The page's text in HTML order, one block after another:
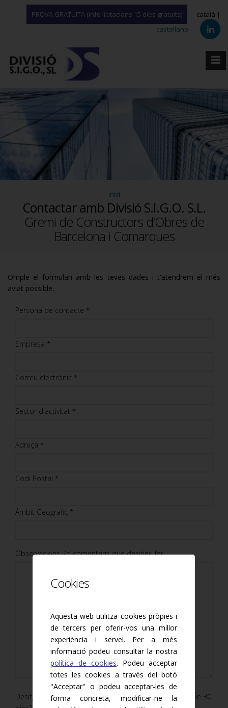
PROVA GRATUÏTA (info licitacions 15 dies gratuïts)
català |
castellano
Inici
Contactar amb Divisió S.I.G.O. S.L.
Gremi de Constructors d’Obres de
Barcelona i Comarques
Omple el formulari amb les teves dades i t'atendrem el més
aviat possible.
Persona de contacte *
Empresa *
Correu electrònic *
Sector d'activitat *
Adreça *
Codi Postal *
Àmbit Geografic *
Observacions i/o comentaris que desitjeu fer
Desitgeu un període de prova de notificacions gratuït de 30
Cookies
Aquesta web utilitza cookies pròpies i
de tercers per oferir-vos una millor
experiència i servei. Per a més
informació podeu consultar la nostra
política de cookies. Podeu acceptar
totes les cookies a través del botó
''Acceptar'' o podeu acceptar-les de
forma concreta, modificar-ne la